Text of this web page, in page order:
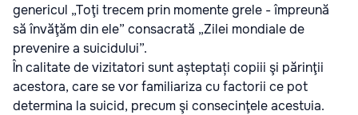
genericul „Toţi trecem prin momente grele - împreună
să învăţăm din ele” consacrată „Zilei mondiale de
prevenire a suicidului”.
În calitate de vizitatori sunt așteptați copiii şi părinţii
acestora, care se vor familiariza cu factorii ce pot
determina la suicid, precum şi consecinţele acestuia.